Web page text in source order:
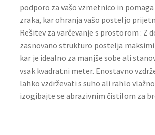
podporo za vašo vzmetnico in
zraka, kar ohranja vašo posteljo
Rešitev za varčevanje s prostorom : Z
zasnovano strukturo postelja
kar je idealno za manjše sobe ali
vsak kvadratni meter. Enostavno
lahko vzdrževati s suho ali rahlo
izogibajte se abrazivnim čistilom za